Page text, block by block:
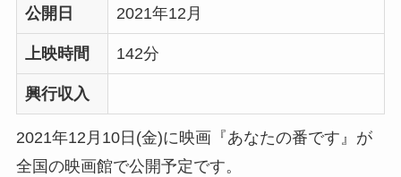
公開日 2021年12月
上映時間 142分
興行収入
2021年12月10日(金)に映画『あなたの番です』が
全国の映画館で公開予定です。